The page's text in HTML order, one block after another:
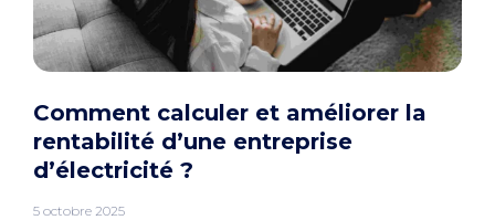
Comment calculer et améliorer la
rentabilité d’une entreprise
d’électricité ?
5 octobre 2025